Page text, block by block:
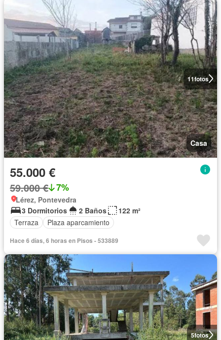
11fotos
Casa
55.000 €
59.000 € 7%
Lérez, Pontevedra
3 Dormitorios
2 Baños
122 m²
Terraza
Plaza aparcamiento
Hace 6 días, 6 horas en Pisos - 533889
5fotos